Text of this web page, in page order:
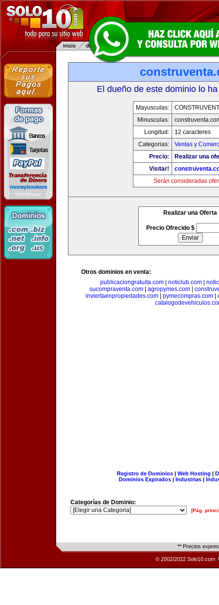
El dueño de este dominio lo
Mayusculas:
Minusculas:
Longitud:
12 caracteres
Categorias:
Ventas y
Precio:
Realizar una
Visitar!
Serán consideradas
Realizar una Oferta
Precio Ofrecido $
Otros dominios en venta:
publicaciongratuita.com| noticlub.com|
sucompraventa.com
agropymes.com
inviertaenpropiedades.com| pymecompras.com|
Registro de Dominios| Web Hosting |
Dominios Expirados | Industrias |
Categorías de Dominio:
[Pág.
** Precios
© 2002/2022 Solo10.com